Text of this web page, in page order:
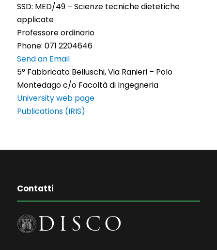
SSD: MED/49 – Scienze tecniche dietetiche
applicate
Professore ordinario
Phone: 071 2204646
Send an Email
5° Fabbricato Belluschi, Via Ranieri – Polo
Montedago c/o Facoltà di Ingegneria
University web page
Publications (IRIS)
Contatti